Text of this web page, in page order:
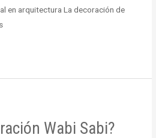
en arquitectura La decoración de
Wabi Sabi?